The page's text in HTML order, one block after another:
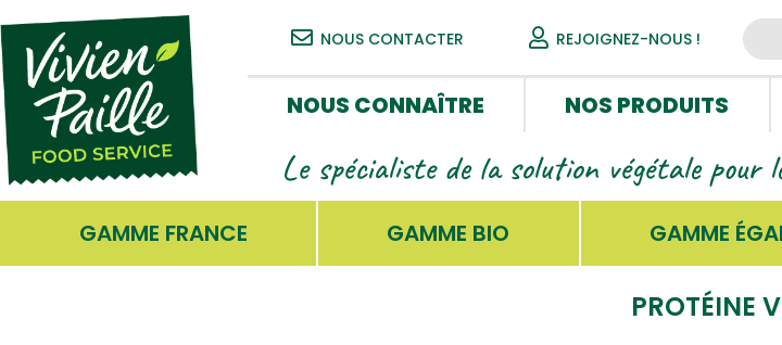
NOUS CONTACTER REJOIGNEZ-NOUS !
NOUS CONNAÎTRE NOS PRODUITS
Le spécialiste de la solution végétale
GAMME FRANCE GAMME BIO GAMME
PROTÉINE